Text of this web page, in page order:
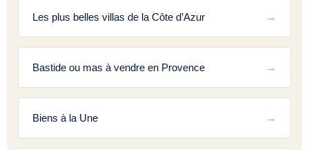
Les plus belles villas de la Côte d’Azur
Bastide ou mas à vendre en Provence
Biens à la Une